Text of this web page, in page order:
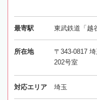
最寄駅 東武鉄道「越
所在地
〒343-0817
202号室
対応エリア 埼玉